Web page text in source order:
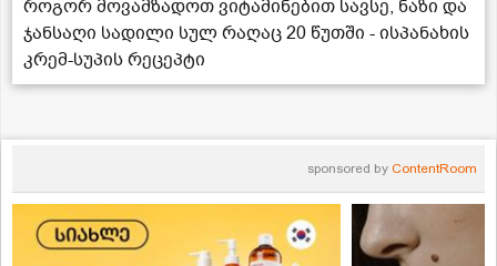
როგორ მოვამზადოთ ვიტამინებით სავსე, ნაზი და
ჯანსაღი სადილი სულ რაღაც 20 წუთში - ისპანახის
კრემ-სუპის რეცეპტი
sponsored by ContentRoom